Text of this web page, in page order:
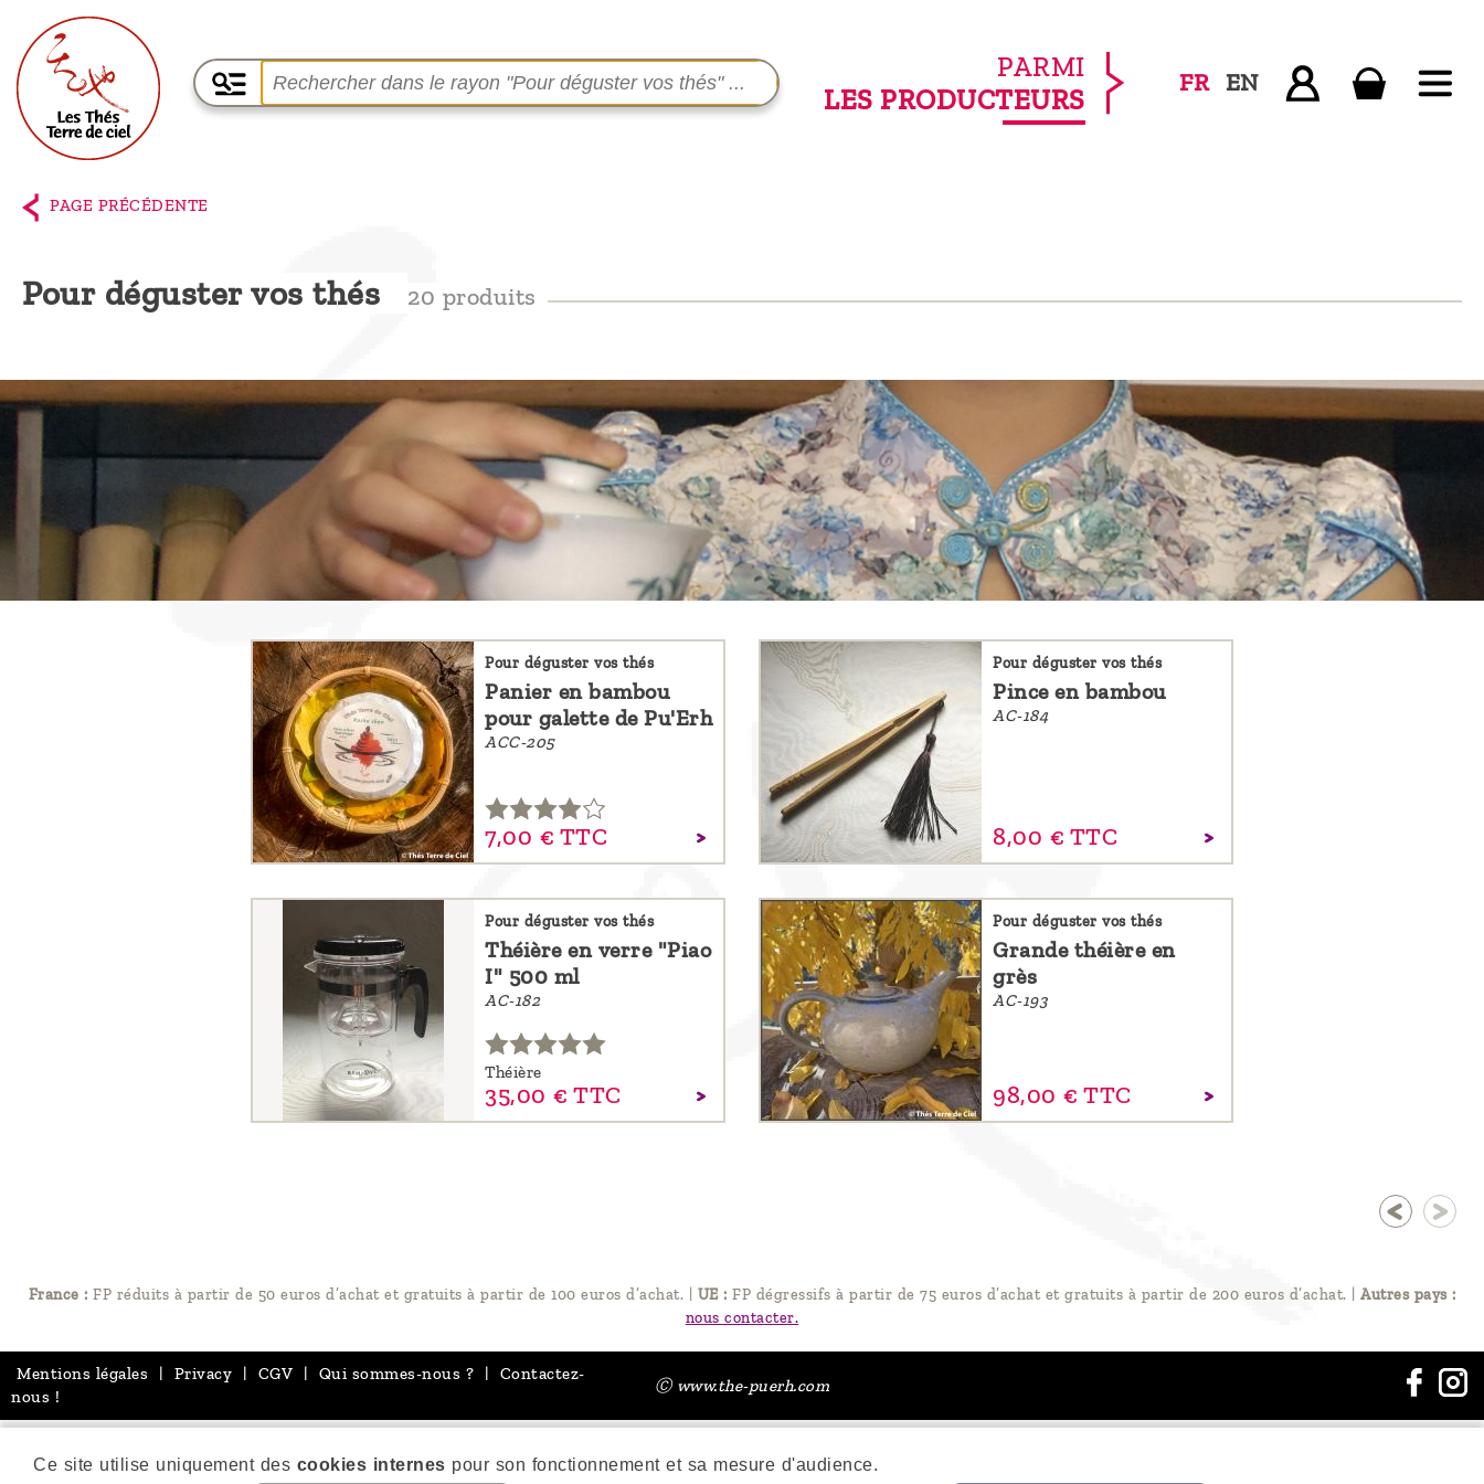
PARMI
LES PRODUCTEURS
FR EN
Accueil
La
Terre de
Ciel
producteurs,
sommes-
Découvrir
PAGE PRÉCÉDENTE
Pour déguster vos thés 20 produits
Pour déguster vos thés
Panier en bambou
pour galette de Pu'Erh
ACC-205
7,00 € TTC
Pour déguster vos thés
Pince en bambou
AC-184
8,00 € TTC
Pour déguster vos thés
Théière en verre "Piao
I" 500 ml
AC-182
Théière
35,00 € TTC
Pour déguster vos thés
Grande théière en
grès
AC-193
98,00 € TTC
France : FP réduits à partir de 50 euros d’achat et gratuits à partir de 100 euros d’achat. UE : FP dégressifs à partir de 75 euros d’achat et gratuits à partir de 200 euros d’achat.
Autres pays :
nous contacter.
Mentions légales Privacy CGV Qui sommes-nous ?
Contactez-
nous !
Ⓒ www.the-puerh.com
Ce site utilise uniquement des cookies internes pour son fonctionnement et sa mesure d'audience.